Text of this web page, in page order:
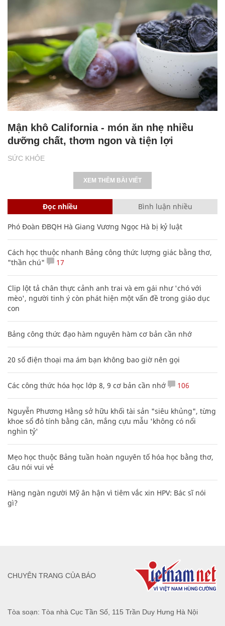
SỨC KHỎE
Mận khô California - món ăn nhẹ nhiều
dưỡng chất, thơm ngon và tiện lợi
XEM THÊM BÀI VIẾT
Đọc nhiều Bình luận nhiều
Phó Đoàn ĐBQH Hà Giang Vương Ngọc Hà bị kỷ luật
Cách học thuộc nhanh Bảng công thức lượng giác bằng thơ,
"thần chú"
17
Clip lột tả chân thực cảnh anh trai và em gái như 'chó với
mèo', người tinh ý còn phát hiện một vấn đề trong giáo dục
con
Bảng công thức đạo hàm nguyên hàm cơ bản cần nhớ
20 số điện thoại ma ám bạn không bao giờ nên gọi
Các công thức hóa học lớp 8, 9 cơ bản cần nhớ 106
Nguyễn Phương Hằng sở hữu khối tài sản "siêu khủng", từng
khoe sổ đỏ tính bằng cân, mắng cựu mẫu 'không có nổi
nghìn tỷ'
Mẹo học thuộc Bảng tuần hoàn nguyên tố hóa học bằng thơ,
câu nói vui vẻ
Hàng ngàn người Mỹ ân hận vì tiêm vắc xin HPV: Bác sĩ nói
gì?
Tòa soạn: Tòa nhà Cục Tần Số, 115 Trần Duy Hưng Hà Nội
CHUYÊN TRANG CỦA BÁO